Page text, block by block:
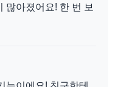
많아졌어요! 한 번 보